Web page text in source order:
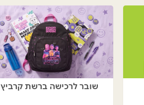
שובר לרכישה ברשת קרביץ